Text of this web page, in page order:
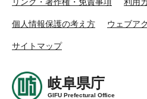
個人情報保護の考え方 ウェブア
サイトマップ
岐阜県庁
GIFU Prefectural Office